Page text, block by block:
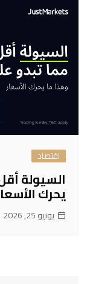
اقتصاد
السيولة
يحرك
يونيو 25, 2026